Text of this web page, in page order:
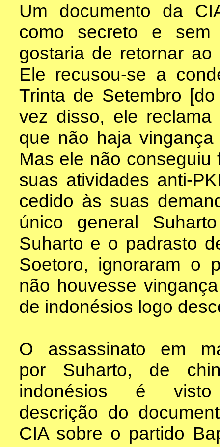
Um documento da
como secreto e sem
gostaria de retornar
Ele recusou-se a
Trinta de Setembro
vez disso, ele
que não haja
Mas ele não
suas atividades anti-
cedido às suas
único general
Suharto e o padrasto
Soetoro, ignoraram o
não houvesse
de indonésios logo
O assassinato em
por Suharto, de
indonésios é
descrição do
CIA sobre o partido